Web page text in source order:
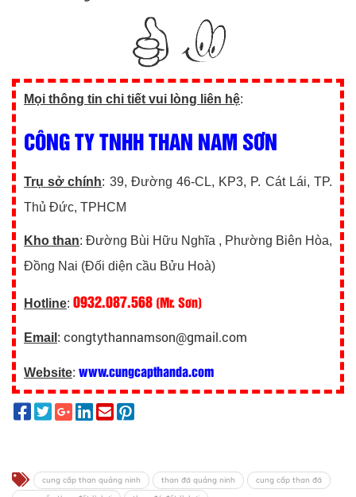
Mọi thông tin chi tiết vui lòng liên hệ:
CÔNG TY TNHH THAN NAM SƠN
Trụ sở chính: 39, Đường 46-CL, KP3, P. Cát Lái, TP.
Thủ Đức, TPHCM
Kho than: Đường Bùi Hữu Nghĩa , Phường Biên Hòa,
Đồng Nai (Đối diện cầu Bửu Hoà)
Hotline: 0932.087.568 (Mr. Sơn)
Email : congtythannamson@gmail.com
Website: www.cungcapthanda.com
cung cấp than quảng ninh than đá quảng ninh
cung cấp than đá